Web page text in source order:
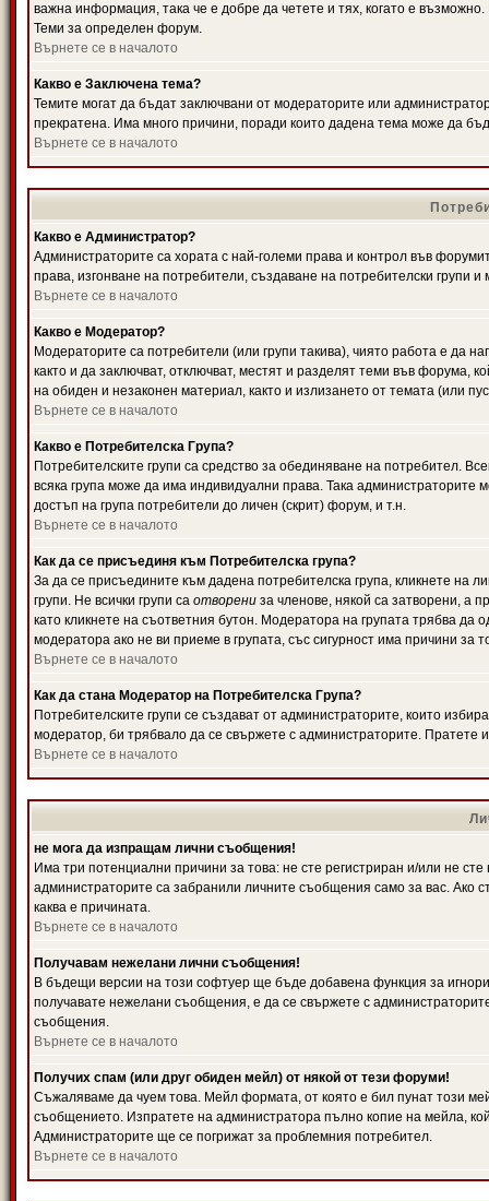
важна информация, така че е добре да четете и тях, когато е
Теми за определен форум.
Върнете се в началото
Какво е Заключена тема?
Темите могат да бъдат заключвани от модераторите или
прекратена. Има много причини, поради които дадена тема може да
Върнете се в началото
Какво е Администратор?
Администраторите са хората с най-големи права и контрол във
права, изгонване на потребители, създаване на потребителски групи
Върнете се в началото
Какво е Модератор?
Модераторите са потребители (или групи такива), чиято работа е да
както и да заключват, отключват, местят и разделят теми във форума,
на обиден и незаконен материал, както и излизането от темата (или
Върнете се в началото
Какво е Потребителска Група?
Потребителските групи са средство за обединяване на потребител.
всяка група може да има индивидуални права. Така
достъп на група потребители до личен (скрит) форум, и т.н.
Върнете се в началото
Как да се присъединя към Потребителска група?
За да се присъедините към дадена потребителска група, кликнете на
групи. Не всички групи са отворени за членове, някой са затворени, а
като кликнете на съответния бутон. Модератора на групата трябва
модератора ако не ви приеме в групата, със сигурност има причини за
Върнете се в началото
Как да стана Модератор на Потребителска Група?
Потребителските групи се създават от администраторите, които
модератор, би трябвало да се свържете с администраторите.
Върнете се в началото
не мога да изпращам лични съобщения!
Има три потенциални причини за това: не сте регистриран и/или не
администраторите са забранили личните съобщения само за вас. Ако
каква е причината.
Върнете се в началото
Получавам нежелани лични съобщения!
В бъдещи версии на този софтуер ще бъде добавена функция за
получавате нежелани съобщения, е да се свържете с
съобщения.
Върнете се в началото
Получих спам (или друг обиден мейл) от някой от тези форуми!
Съжаляваме да чуем това. Мейл формата, от която е бил пунат този
съобщението. Изпратете на администратора пълно копие на мейла,
Администраторите ще се погрижат за проблемния потребител.
Върнете се в началото